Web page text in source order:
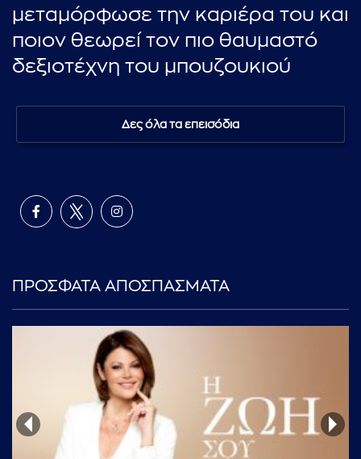
μεταμόρφωσε την καριέρα του και
ποιον θεωρεί τον πιο θαυμαστό
δεξιοτέχνη του μπουζουκιού
Δες όλα τα επεισόδια
ΠΡΟΣΦΑΤΑ ΑΠΟΣΠΑΣΜΑΤΑ